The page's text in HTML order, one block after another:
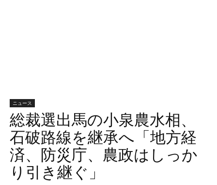
ニュース
総裁選出馬の小泉農水相、
石破路線を継承へ「地方経
済、防災庁、農政はしっか
り引き継ぐ」